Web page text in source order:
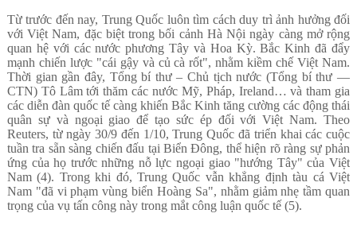
Từ trước đến nay, Trung Quốc luôn tìm cách duy trì ảnh hưởng đối
với Việt Nam, đặc biệt trong bối cảnh Hà Nội ngày càng mở rộng
quan hệ với các nước phương Tây và Hoa Kỳ. Bắc Kinh đã đẩy
mạnh chiến lược "cái gậy và củ cà rốt", nhằm kiềm chế Việt Nam.
Thời gian gần đây, Tổng bí thư – Chủ tịch nước (Tổng bí thư —
CTN) Tô Lâm tới thăm các nước Mỹ, Pháp, Ireland… và tham gia
các diễn đàn quốc tế càng khiến Bắc Kinh tăng cường các động thái
quân sự và ngoại giao để tạo sức ép đối với Việt Nam. Theo
Reuters, từ ngày 30/9 đến 1/10, Trung Quốc đã triển khai các cuộc
tuần tra sẵn sàng chiến đấu tại Biển Đông, thể hiện rõ ràng sự phản
ứng của họ trước những nỗ lực ngoại giao "hướng Tây" của Việt
Nam (4). Trong khi đó, Trung Quốc vẫn khẳng định tàu cá Việt
Nam "đã vi phạm vùng biển Hoàng Sa", nhằm giảm nhẹ tầm quan
trọng của vụ tấn công này trong mắt công luận quốc tế (5).